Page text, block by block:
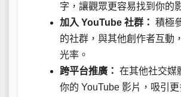
字，讓觀眾更容易找到你的
加入 YouTube 社群： 積極
的社群，與其他創作者互動
光率。
跨平台推廣： 在其他社交媒
你的 YouTube 影片，吸引